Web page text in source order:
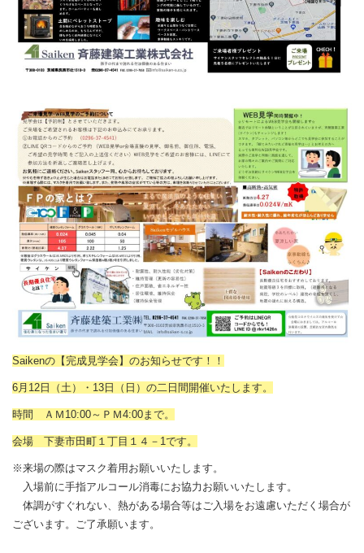
Saikenの【完成見学会】のお知らせです！！
6月12日（土）・13日（日）の二日間開催いたします。
時間 ＡＭ10:00～ＰＭ4:00まで。
会場 下妻市田町１丁目１４－1です。
※来場の際はマスク着用お願いいたします。
入場前に手指アルコール消毒にお協力お願いいたします。
体調がすぐれない、熱がある場合等はご入場をお遠慮いただく場合が
ございます。ご了承願います。